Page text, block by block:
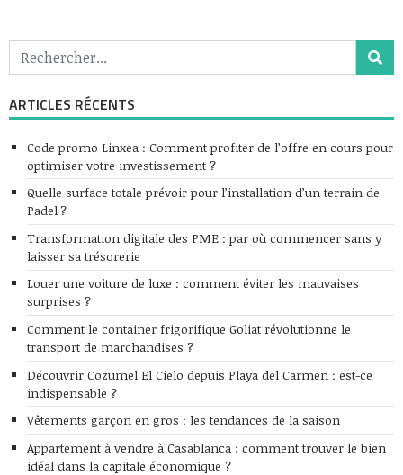
ARTICLES RÉCENTS
Code promo Linxea : Comment profiter de l’offre en cours pour
optimiser votre investissement ?
Quelle surface totale prévoir pour l’installation d’un terrain de
Padel ?
Transformation digitale des PME : par où commencer sans y
laisser sa trésorerie
Louer une voiture de luxe : comment éviter les mauvaises
surprises ?
Comment le container frigorifique Goliat révolutionne le
transport de marchandises ?
Découvrir Cozumel El Cielo depuis Playa del Carmen : est-ce
indispensable ?
Vêtements garçon en gros : les tendances de la saison
Appartement à vendre à Casablanca : comment trouver le bien
idéal dans la capitale économique ?